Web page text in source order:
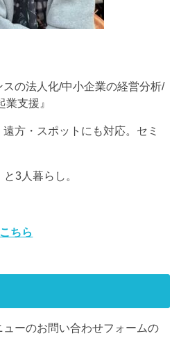
の法人化/中小企業の経営分析/
支援』
方・スポットにも対応。セミ
3人暮らし。
こちら
ーのお問い合わせフォームの